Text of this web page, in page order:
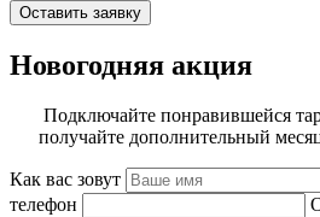
Оставить заявку
Новогодняя акция
Подключайте понравившейся
получайте дополнительный
Как вас зовут
телефон